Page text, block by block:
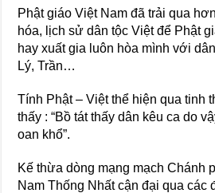
Phật giáo Việt Nam đã trải qua
hóa, lịch sử dân tộc Việt để Phật
hay xuất gia luôn hòa mình với
Lý, Trần…
Tính Phật – Việt thể hiện qua tinh
thấy : “Bồ tát thấy dân kêu ca do
oan khổ”.
Kế thừa dòng mạng mạch Chánh
Nam Thống Nhất cận đại qua